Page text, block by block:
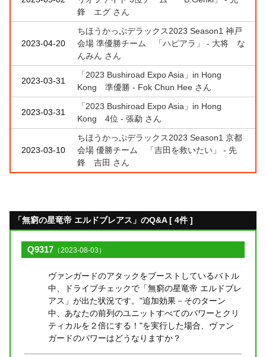
鋒 エグ さん
2023-04-20
ちほうかっぷデラックス2023 Season1 神戸
会場 準優勝チーム 「ハピアラ」 - 大将 な
んみん さん
2023-03-31
「2023 Bushiroad Expo Asia」in Hong
Kong 準優勝 - Fok Chun Hee さん
2023-03-31
「2023 Bushiroad Expo Asia」in Hong
Kong 4位 - 張勐 さん
2023-03-10
ちほうかっぷデラックス2023 Season1 京都
会場 優勝チーム 「吉田を救いたい」 - 先
鋒 吉田 さん
「無窮の星竜帝 エルドブレアス」のQ&A [ 4件 ]
Q9317 （2023-08-03）
ヴァンガードのアタックをブーストしているバトル
中、ドライブチェックで「無窮の星竜帝 エルドブレ
アス」が出た状況です。"追加効果－そのターン
中、あなたの前列のユニットすべてのパワーとクリ
ティカルを２倍にする！"を実行した場合、ヴァン
ガードのパワーはどうなりますか？